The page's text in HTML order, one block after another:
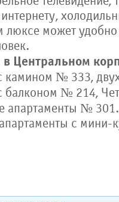
люксе может
Центральном
камином № 333,
балконом № 214,
апартаменты №
с мини-